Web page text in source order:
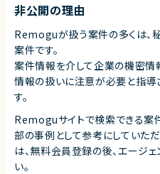
非公開の理由
Remoguが扱う案件の多くは、
案件です。
案件情報を介して企業の機密情
情報の扱いに注意が必要と指導
す。
Remoguサイトで検索できる案
部の事例として参考にしていただ
は、無料会員登録の後、エージ
い。